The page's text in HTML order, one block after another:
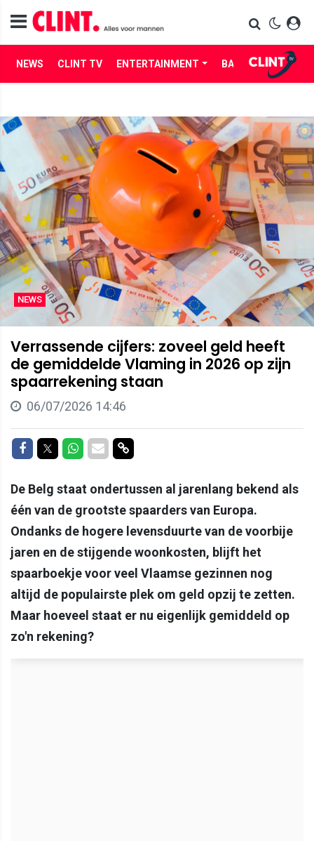
NEWS CLINT TV ENTERTAINMENT BABES LIFE
NEWS
Verrassende cijfers: zoveel geld heeft
de gemiddelde Vlaming in 2026 op zijn
spaarrekening staan
06/07/2026 14:46
Delen op Facebook
Delen op Twitter
Delen op Whatsapp
Delen via Mail
Delen via link
De Belg staat ondertussen al jarenlang bekend als
één van de grootste spaarders van Europa.
Ondanks de hogere levensduurte van de voorbije
jaren en de stijgende woonkosten, blijft het
spaarboekje voor veel Vlaamse gezinnen nog
altijd de populairste plek om geld opzij te zetten.
Maar hoeveel staat er nu eigenlijk gemiddeld op
zo'n rekening?